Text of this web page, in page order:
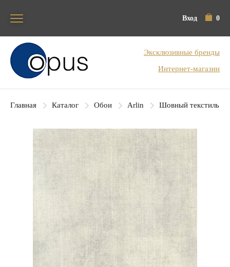
Вход 0
Блок поиска
Эксклюзивные бренды
Интернет-магазин
Главная Каталог Обои Arlin Шовный текстиль